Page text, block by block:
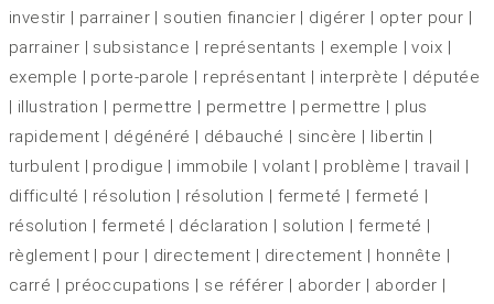
investir | parrainer | soutien financier | digérer | opter pour |
parrainer | subsistance | représentants | exemple | voix |
exemple | porte-parole | représentant | interprète | députée
| illustration | permettre | permettre | permettre | plus
rapidement | dégénéré | débauché | sincère | libertin |
turbulent | prodigue | immobile | volant | problème | travail |
difficulté | résolution | résolution | fermeté | fermeté |
résolution | fermeté | déclaration | solution | fermeté |
règlement | pour | directement | directement | honnête |
carré | préoccupations | se référer | aborder | aborder |